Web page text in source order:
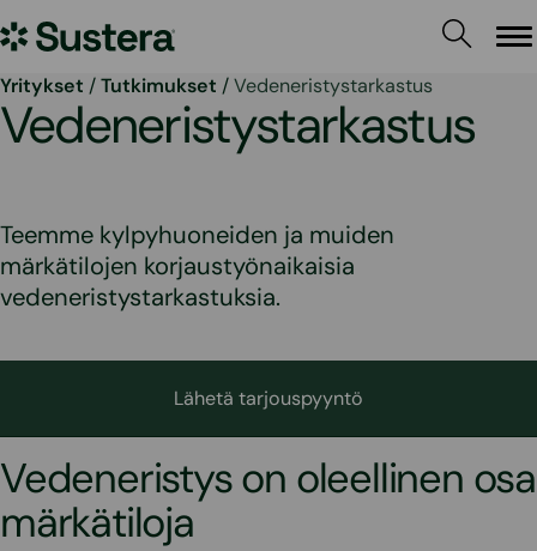
sisältöön
Sustera
Yritykset /Tutkimukset /Vedeneristystarkastus
Vedeneristystarkastus
Teemme kylpyhuoneiden ja muiden
märkätilojen korjaustyönaikaisia
vedeneristystarkastuksia.
Lähetä tarjouspyyntö
Vedeneristys on oleellinen osa
märkätiloja